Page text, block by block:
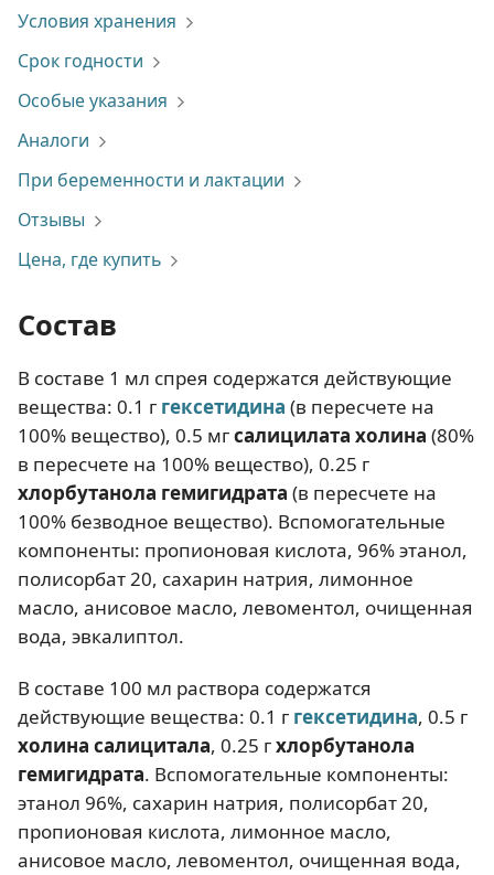
Условия хранения
Срок годности
Особые указания
Аналоги
При беременности и лактации
Отзывы
Цена, где купить
Состав
В составе 1 мл спрея содержатся действующие
вещества: 0.1 г гексетидина (в пересчете на
100% вещество), 0.5 мгсалицилата холина (80%
в пересчете на 100% вещество), 0.25 г
хлорбутанола гемигидрата (в пересчете на
100% безводное вещество). Вспомогательные
компоненты: пропионовая кислота, 96% этанол,
полисорбат 20, сахарин натрия, лимонное
масло, анисовое масло, левоментол, очищенная
вода, эвкалиптол.
В составе 100 мл раствора содержатся
действующие вещества: 0.1 г гексетидина, 0.5 г
холина салицитала, 0.25 гхлорбутанола
гемигидрата. Вспомогательные компоненты:
этанол 96%, сахарин натрия, полисорбат 20,
пропионовая кислота, лимонное масло,
анисовое масло, левоментол, очищенная вода,